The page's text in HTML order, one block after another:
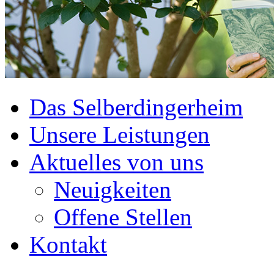
Das Selberdingerheim
Unsere Leistungen
Aktuelles von uns
Neuigkeiten
Offene Stellen
Kontakt